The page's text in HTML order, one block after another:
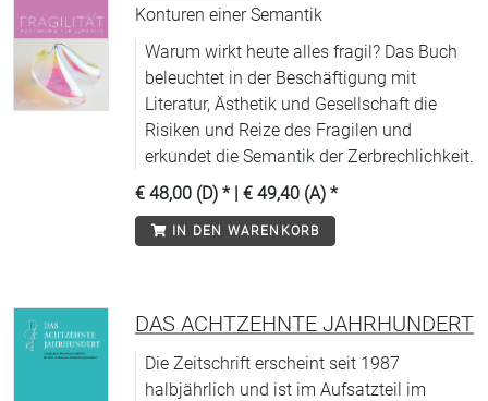
Konturen einer Semantik
Warum wirkt heute alles fragil? Das Buch
beleuchtet in der Beschäftigung mit
Literatur, Ästhetik und Gesellschaft die
Risiken und Reize des Fragilen und
erkundet die Semantik der Zerbrechlichkeit.
€ 48,00 (D) * | € 49,40 (A) *
IN DEN WARENKORB
DAS ACHTZEHNTE JAHRHUNDERT
Die Zeitschrift erscheint seit 1987
halbjährlich und ist im Aufsatzteil im